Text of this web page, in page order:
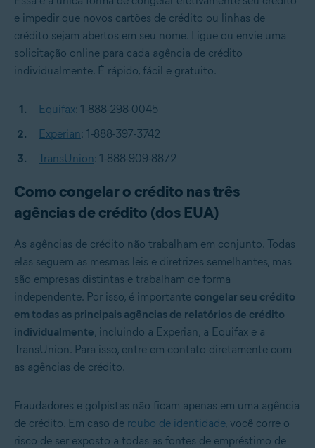
e impedir que novos cartões de crédito ou linhas de
crédito sejam abertos em seu nome. Ligue ou envie uma
solicitação online para cada agência de crédito
individualmente. É rápido, fácil e gratuito.
Equifax: 1-888-298-0045
Experian: 1-888-397-3742
TransUnion: 1-888-909-8872
Como congelar o crédito nas três
agências de crédito (dos EUA)
As agências de crédito não trabalham em conjunto. Todas
elas seguem as mesmas leis e diretrizes semelhantes, mas
são empresas distintas e trabalham de forma
independente. Por isso, é importante congelar seu crédito
em todas as principais agências de relatórios de crédito
individualmente, incluindo a Experian, a Equifax e a
TransUnion. Para isso, entre em contato diretamente com
as agências de crédito.
Fraudadores e golpistas não ficam apenas em uma agência
de crédito. Em caso de roubo de identidade, você corre o
risco de ser exposto a todas as fontes de empréstimo de